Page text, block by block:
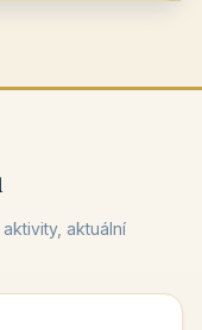
aktuální